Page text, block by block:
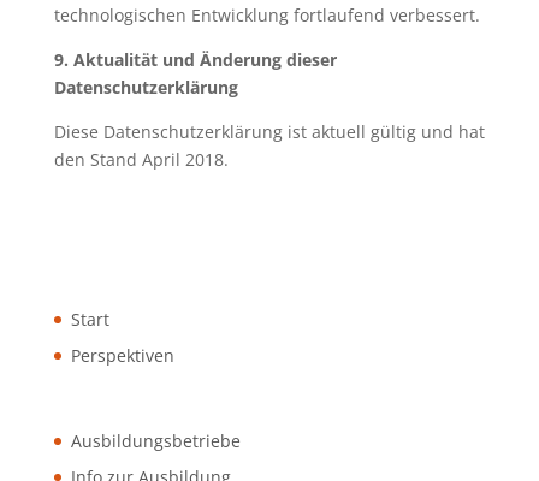
technologischen Entwicklung fortlaufend verbessert.
9. Aktualität und Änderung dieser
Datenschutzerklärung
Diese Datenschutzerklärung ist aktuell gültig und hat
den Stand April 2018.
Start
Perspektiven
Ausbildungsbetriebe